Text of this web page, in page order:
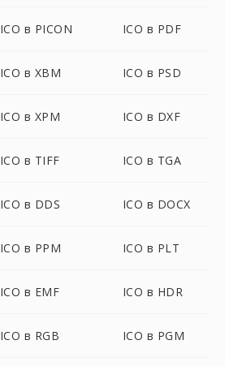
ICO в PICON ICO в PDF
ICO в XBM ICO в PSD
ICO в XPM ICO в DXF
ICO в TIFF ICO в TGA
ICO в DDS ICO в DOCX
ICO в PPM ICO в PLT
ICO в EMF ICO в HDR
ICO в RGB ICO в PGM